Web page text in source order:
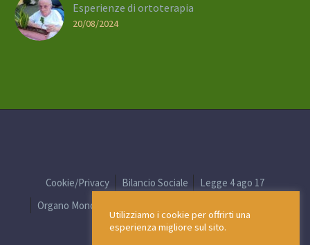
Esperienze di ortoterapia
20/08/2024
Cookie/Privacy Bilancio Sociale
Legge 4 ago 17
Organo Monocratico
Utilizziamo i cookie per offrirti una
esperienza migliore sul sito.